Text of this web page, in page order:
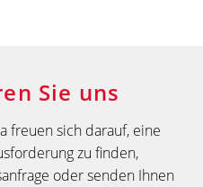
Sie uns
freuen sich darauf, eine
zu finden,
oder senden Ihnen